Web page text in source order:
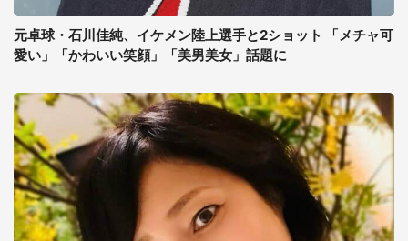
元卓球・石川佳純、イケメン陸上選手と2ショット 「メチャ可
愛い」「かわいい笑顔」「美男美女」話題に